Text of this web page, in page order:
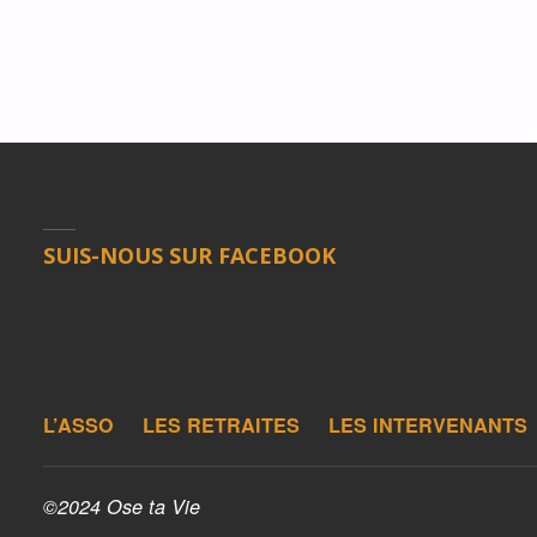
SUIS-NOUS SUR FACEBOOK
L’ASSO LES RETRAITES LES INTERVENANTS
©2024 Ose ta Vie